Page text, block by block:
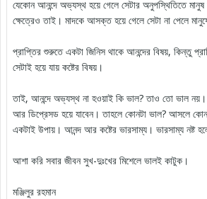
যেকোন আনন্দে অভ্যস্থ হয়ে গেলে সেটার অনুপস্থিতিতে মানুষ
ক্ষেত্রেও তাই। মাদকে আসক্ত হয়ে গেলে সেটা না পেলে
প্রাপ্তির শুরুতে একটা জিনিস থাকে আনন্দের বিষয়, কিন্তু
সেটাই হয়ে যায় কষ্টের বিষয়।
তাই, আনন্দে অভ্যস্থ না হওয়াই কি ভাল? তাও তো ভাল
আর ডিপ্রেসড হয়ে যাবেন। তাহলে কোনটা ভাল? আসলে
একটাই উপায়। আনন্দ আর কষ্টের ভারসাম্য। ভারসাম্য নষ্ট
আশা করি সবার জীবন সুখ-দুঃখের মিশেলে ভালই কাটুক।
মঞ্জিলুর রহমান